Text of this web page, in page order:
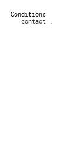
Conditions
contact :